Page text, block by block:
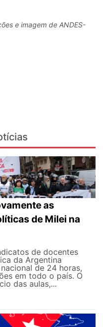
e imagem de ANDES-
as
de Milei na
de docentes
da Argentina
de 24 horas,
em todo o país. O
das aulas,...